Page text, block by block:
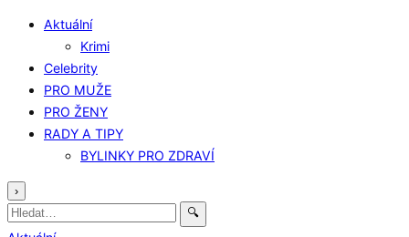
Aktuální
Krimi
Celebrity
PRO MUŽE
PRO ŽENY
RADY A TIPY
BYLINKY PRO ZDRAVÍ
›
Hledat: 🔍